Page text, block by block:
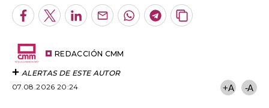
Facebook
TwitterLinkedInEnviarWhatsapp
Telegram
Copiar
REDACCIÓN CMM
ALERTAS DE ESTE AUTOR
07.08.2026 20:24
+A -A